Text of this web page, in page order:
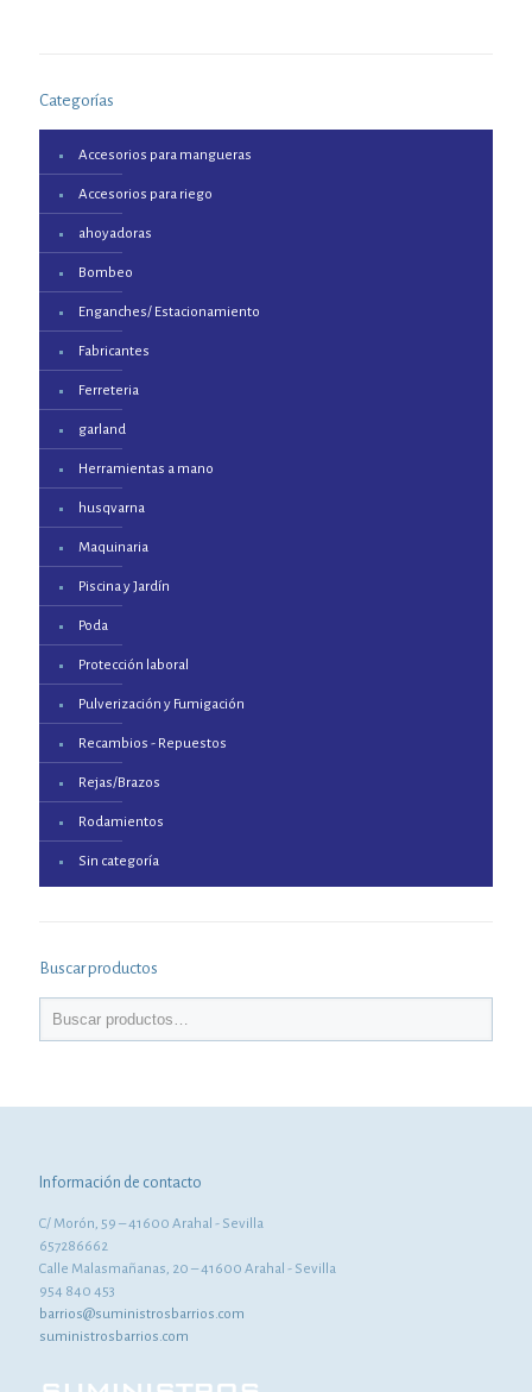
Categorías
Accesorios para mangueras
Accesorios para riego
ahoyadoras
Bombeo
Enganches/ Estacionamiento
Fabricantes
Ferreteria
garland
Herramientas a mano
husqvarna
Maquinaria
Piscina y Jardín
Poda
Protección laboral
Pulverización y Fumigación
Recambios - Repuestos
Rejas/Brazos
Rodamientos
Sin categoría
Buscar productos
Información de contacto
C/ Morón, 59 – 41600 Arahal - Sevilla
657286662
Calle Malasmañanas, 20 – 41600 Arahal - Sevilla
954 840 453
barrios@suministrosbarrios.com
suministrosbarrios.com